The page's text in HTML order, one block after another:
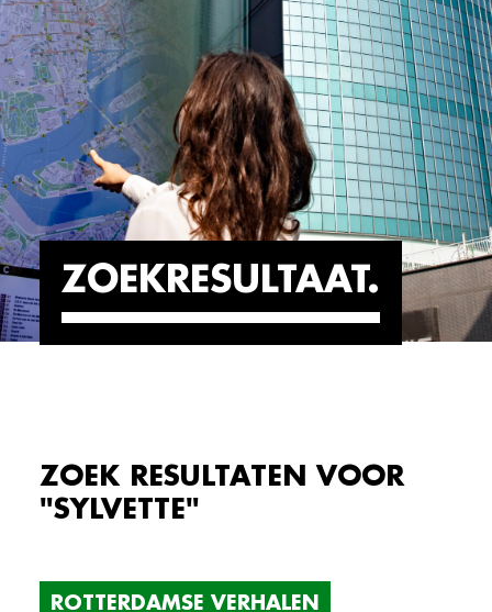
ZOEKRESULTAAT
ZOEK RESULTATEN VOOR
"SYLVETTE"
ROTTERDAMSE VERHALEN